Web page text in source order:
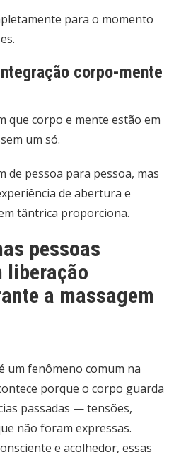
para o momento
corpo-mente
que corpo e mente estão em
um só.
de pessoa para pessoa, mas
de abertura e
tântrica proporciona.
pessoas
liberação
a massagem
um fenômeno comum na
porque o corpo guarda
passadas — tensões,
não foram expressas.
e acolhedor, essas